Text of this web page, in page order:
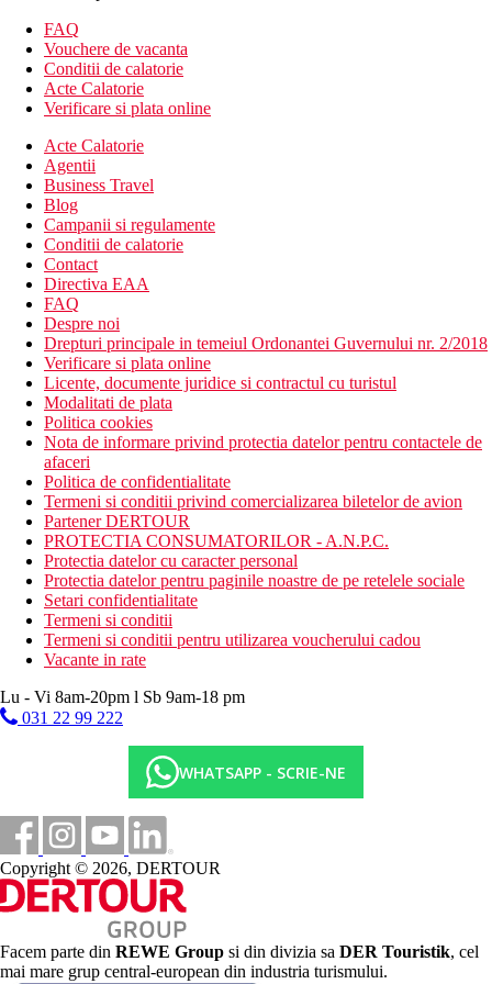
piscine
veranda
divertisment
WiFi contra cost
super market
wellness contra cost
Descrierea plajei
Activitati sportive gratuite
waterpark
piscina
tenis de masa
loc de joaca pentru copii
Activitati sportive contra cost
masaj
biliard
Dieta
Restaurantul principal serveste preparate culinare cu
specific culinar international si local
Bar
Categoria oficiala
4 stele
Site web
Caretta Paradise Tragaki Zante Zakynthos Greece
Incepand cu 2025, in Grecia exista obligatia de a plati taxa
climatica in functie de categoria de hotel. Taxa nu este inclusa in
Noile taxe de statiune in Grecia sunt (Aprilie – Octombrie):
10.00 €. Tarifele afisate sunt pe camera/noapte.
Piscine
Piscina pentru copii
Galerie foto
FAQ
Vouchere de vacanta
Conditii de calatorie
Acte Calatorie
Verificare si plata online
Acte Calatorie
Agentii
Business Travel
Blog
Campanii si regulamente
Conditii de calatorie
Contact
Directiva EAA
FAQ
Despre noi
Drepturi principale in temeiul Ordonantei Guvernului nr. 2/2018
Verificare si plata online
Licente, documente juridice si contractul cu turistul
Modalitati de plata
Politica cookies
Nota de informare privind protectia datelor pentru contactele de
afaceri
Politica de confidentialitate
Termeni si conditii privind comercializarea biletelor de avion
Partener DERTOUR
PROTECTIA CONSUMATORILOR - A.N.P.C.
Protectia datelor cu caracter personal
Protectia datelor pentru paginile noastre de pe retelele sociale
Setari confidentialitate
Termeni si conditii
Termeni si conditii pentru utilizarea voucherului cadou
Vacante in rate
Lu - Vi 8am-20pm l Sb 9am-18 pm
031 22 99 222
WHATSAPP - SCRIE-NE
Copyright © 2026, DERTOUR
Facem parte din REWE Group si din divizia sa DER Touristik, cel
mai mare grup central-european din industria turismului.